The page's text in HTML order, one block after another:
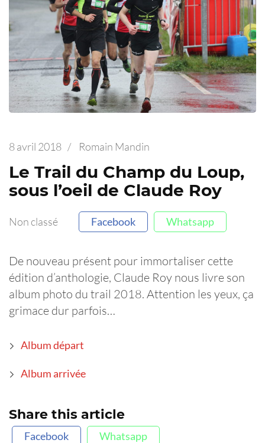
8 avril 2018 / Romain Mandin
Le Trail du Champ du Loup,
sous l’oeil de Claude Roy
Non classé Facebook Whatsapp
De nouveau présent pour immortaliser cette
édition d’anthologie, Claude Roy nous livre son
album photo du trail 2018. Attention les yeux, ça
grimace dur parfois…
Album départ
Album arrivée
Share this article
Facebook Whatsapp